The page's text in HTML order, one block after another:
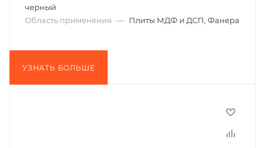
черный
Область применения — Плиты МДФ и ДСП, Фанера
УЗНАТЬ БОЛЬШЕ